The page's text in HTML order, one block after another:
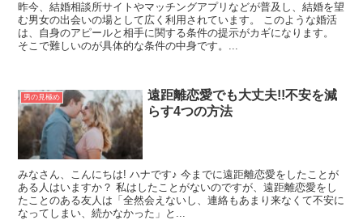
昨今、結婚相談所サイトやマッチングアプリなどが普及し、結婚を望
む男女の出会いの場として広く利用されています。 このような婚活
は、自身のアピールと相手に関する条件の提示がカギになります。
そこで難しいのが具体的な条件の中身です。...
男の見極め
遠距離恋愛でも大丈夫!!不安を減
らす4つの方法
みなさん、こんにちは! ハナです♪ 今までに遠距離恋愛をしたことが
ある人はいますか？ 私はしたことがないのですが、遠距離恋愛をし
たことのある友人は「全然会えないし、連絡もあまり来なくて不安に
なってしまい、続かなかった」と...